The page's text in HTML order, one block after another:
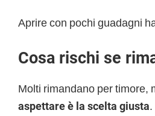
Aprire con pochi guadagni
Cosa rischi se
Molti rimandano per timore,
aspettare è la scelta giusta